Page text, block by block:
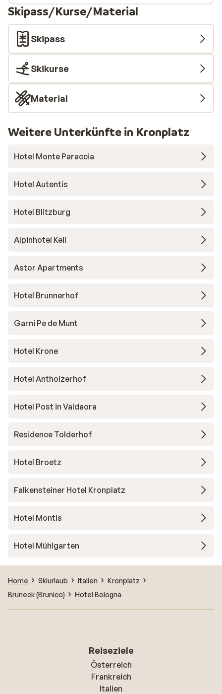
Skipass/Kurse/Material
Skipass
Skikurse
Material
Weitere Unterkünfte in Kronplatz
Hotel Monte Paraccia
Hotel Autentis
Hotel Blitzburg
Alpinhotel Keil
Astor Apartments
Hotel Brunnerhof
Garni Pe de Munt
Hotel Krone
Hotel Antholzerhof
Hotel Post in Valdaora
Residence Tolderhof
Hotel Broetz
Falkensteiner Hotel Kronplatz
Hotel Montis
Hotel Mühlgarten
Home Skiurlaub Italien
Kronplatz
Bruneck (Brunico)
Hotel Bologna
Reiseziele
Österreich
Frankreich
Italien